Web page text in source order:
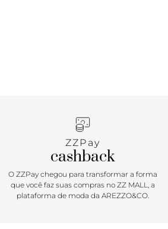
ZZPay
cashback
O ZZPay chegou para transformar a forma
que você faz suas compras no ZZ MALL, a
plataforma de moda da AREZZO&CO.